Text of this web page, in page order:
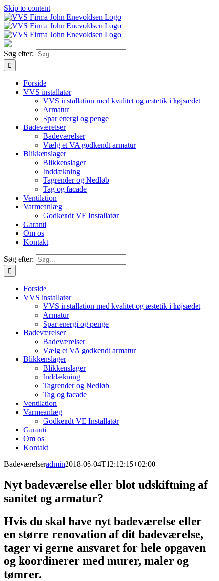
Skip to content
Søg efter:
Forside
VVS installatør
VVS installation med kvalitet og æstetik i højsædet
Armatur
Spar energi og penge
Badeværelser
Badeværelser
Vælg et VA godkendt armatur
Blikkenslager
Blikkenslager
Inddækning
Tagrender og Nedløb
Tag og facade
Ventilation
Varmeanlæg
Godkendt VE Installatør
Garanti
Om os
Kontakt
Søg efter:
Forside
VVS installatør
VVS installation med kvalitet og æstetik i højsædet
Armatur
Spar energi og penge
Badeværelser
Badeværelser
Vælg et VA godkendt armatur
Blikkenslager
Blikkenslager
Inddækning
Tagrender og Nedløb
Tag og facade
Ventilation
Varmeanlæg
Godkendt VE Installatør
Garanti
Om os
Kontakt
Badeværelseradmin2018-06-04T12:12:15+02:00
Nyt badeværelse eller blot udskiftning af
sanitet og armatur?
Hvis du skal have nyt badeværelse eller
en større renovation af dit badeværelse,
tager vi gerne ansvaret for hele opgaven
og koordinerer med murer, maler og
tømrer.